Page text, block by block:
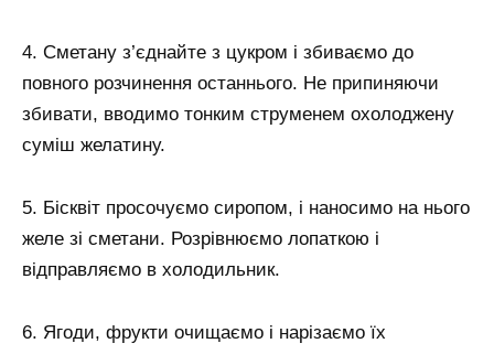
4. Сметану з’єднайте з цукром і збиваємо до
повного розчинення останнього. Не припиняючи
збивати, вводимо тонким струменем охолоджену
суміш желатину.
5. Бісквіт просочуємо сиропом, і наносимо на нього
желе зі сметани. Розрівнюємо лопаткою і
відправляємо в холодильник.
6. Ягоди, фрукти очищаємо і нарізаємо їх